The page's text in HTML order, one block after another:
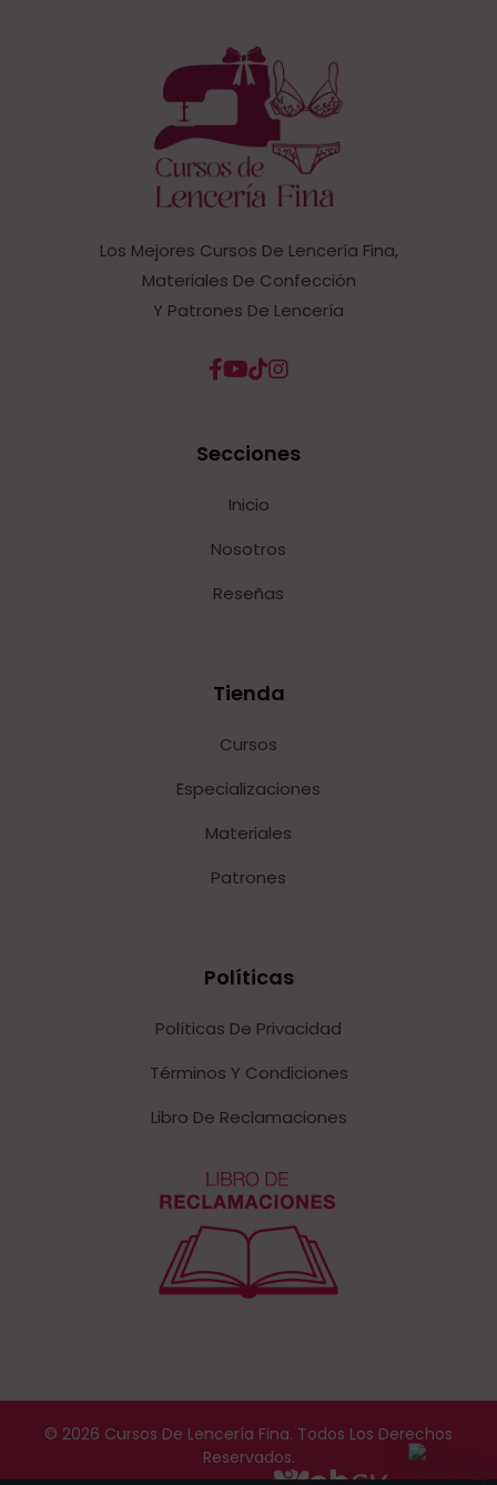
Los Mejores Cursos De Lencería Fina,
Materiales De Confección
Y Patrones De Lencería
Secciones
Inicio
Nosotros
Reseñas
Tienda
Cursos
Especializaciones
Materiales
Patrones
Políticas
Políticas De Privacidad
Términos Y Condiciones
Libro De Reclamaciones
© 2026 Cursos De Lencería Fina. Todos Los Derechos
Reservados.